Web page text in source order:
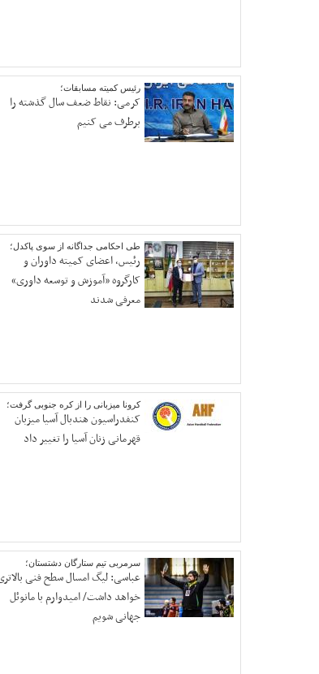
رئیس کمیته مسابقات؛
کرمی: نقاط ضعف سال گذشته را
برطرف می کنیم
طی احکامی جداگانه از سوی پاکدل؛
رئیس، اعضای کمیته داوران و
کارگروه «آموزش و توسعه داوری»
معرفی شدند
کرونا میزبانی را از کره جنوبی گرفت؛
کنفدراسیون هندبال آسیا میزبان
قهرمانی زنان آسیا را تغییر داد
سرمربی تیم ستارگان دشتستان؛
عباسی: لیگ امسال سطح فنی
خواهد داشت/ امیدوارم با مانوئل
جهانی شویم